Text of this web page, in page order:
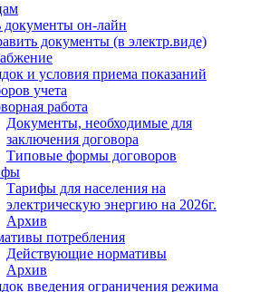
документы он-лайн
документы (в электр.виде)
и условия приема показаний
учета
работа
Документы, необходимые для
заключения договора
Типовые формы договоров
Тарифы для населения на
электрическую энергию на 2026г.
Архив
потребления
Действующие нормативы
Архив
введения ограничения режима